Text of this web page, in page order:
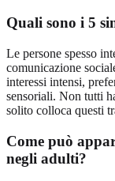
Quali sono i 5
Le persone spesso
comunicazione
interessi intensi,
sensoriali. Non tutti
solito colloca questi
Come può
negli adulti?